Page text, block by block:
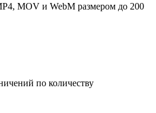
MOV и WebM размером до 200
по количеству